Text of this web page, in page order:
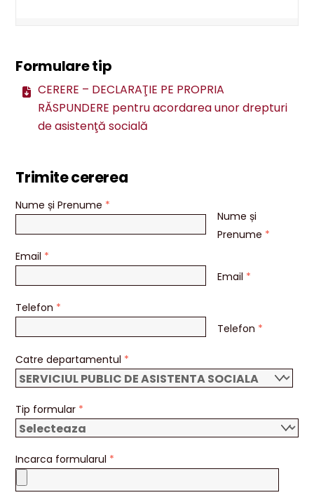
Formulare tip
CERERE – DECLARAŢIE PE PROPRIA
RĂSPUNDERE pentru acordarea unor drepturi
de asistenţă socială
Trimite cererea
Nume și Prenume *
Nume și
Prenume *
Email *
Email *
Telefon *
Telefon *
Catre departamentul *
Tip formular *
Incarca formularul *